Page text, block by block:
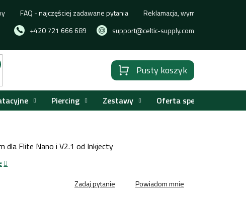
+420 721 666 689 support@celtic-supply.com
FAQ - najczęściej zadawane pytania Reklamacja, wymiana lub zwrot
KoszykPusty koszyk
Piercing Zestawy Oferta specjalna
dla Flite Nano i V2.1 od Inkjecty
Zadaj pytanie Powiadom mnie